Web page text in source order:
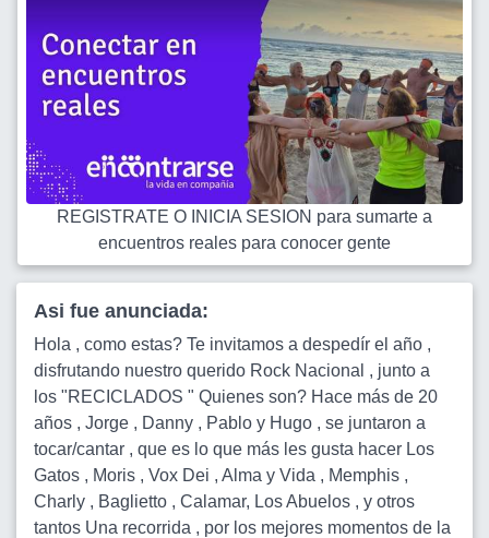
REGISTRATE O INICIA SESION para sumarte a
encuentros reales para conocer gente
Asi fue anunciada:
Hola , como estas? Te invitamos a despedír el año ,
disfrutando nuestro querido Rock Nacional , junto a
los "RECICLADOS " Quienes son? Hace más de 20
años , Jorge , Danny , Pablo y Hugo , se juntaron a
tocar/cantar , que es lo que más les gusta hacer Los
Gatos , Moris , Vox Dei , Alma y Vida , Memphis ,
Charly , Baglietto , Calamar, Los Abuelos , y otros
tantos Una recorrida , por los mejores momentos de la